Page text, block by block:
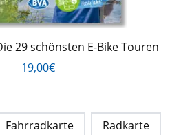
29 schönsten E-Bike Touren
19,00€
Fahrradkarte Radkarte